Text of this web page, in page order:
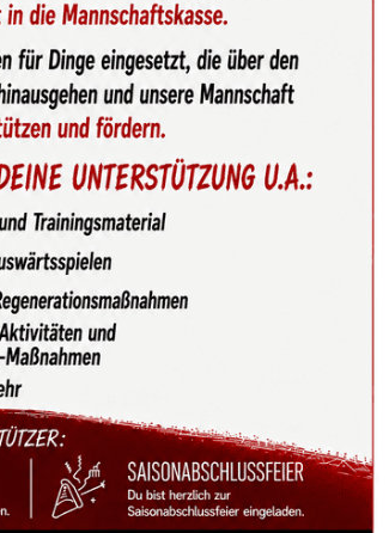
FußballerIn